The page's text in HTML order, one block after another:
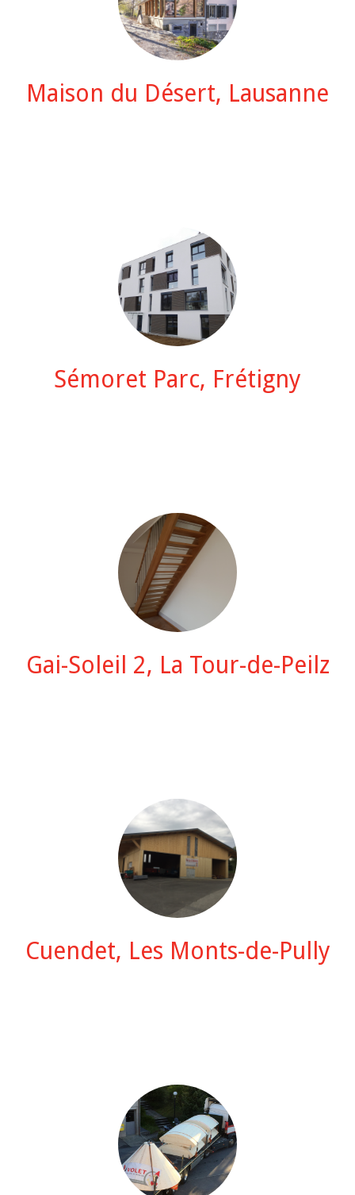
Maison du Désert, Lausanne
Sémoret Parc, Frétigny
Gai-Soleil 2, La Tour-de-Peilz
Cuendet, Les Monts-de-Pully